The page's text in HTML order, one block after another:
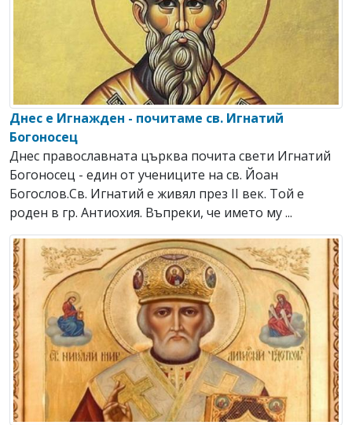
Днес е Игнажден - почитаме св. Игнатий
Богоносец
Днес православната църква почита свети Игнатий
Богоносец - един от учениците на св. Йоан
Богослов.Св. Игнатий е живял през ІІ век. Той е
роден в гр. Антиохия. Въпреки, че името му ...